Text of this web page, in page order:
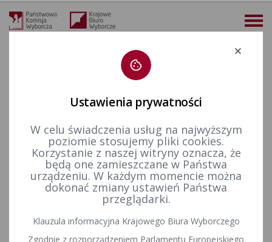
Deklaracja dostępności
więcej
Dla mediów Informacje prasowe Wystartowało Studio Wyborcze PKW: Wybory do Sejmu i Senatu 2019 [MAKING OF]
Wystartowało Studio Wyborcze
PKW: Wybory do Sejmu i
Senatu 2019 [MAKING OF]
Ustawienia prywatności
W celu świadczenia usług na najwyższym
poziomie stosujemy pliki cookies.
Korzystanie z naszej witryny oznacza, że
będą one zamieszczane w Państwa
urządzeniu. W każdym momencie można
dokonać zmiany ustawień Państwa
przeglądarki.
Klauzula informacyjna Krajowego Biura Wyborczego
Zgodnie z rozporządzeniem Parlamentu Europejskiego